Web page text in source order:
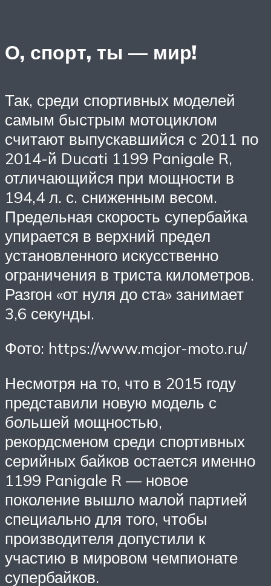
О, спорт, ты — мир!
Так, среди спортивных моделей
самым быстрым мотоциклом
считают выпускавшийся с 2011 по
2014-й Ducati 1199 Panigale R,
отличающийся при мощности в
194,4 л. с. сниженным весом.
Предельная скорость супербайка
упирается в верхний предел
установленного искусственно
ограничения в триста километров.
Разгон «от нуля до ста» занимает
3,6 секунды.
Фото: https://www.major-moto.ru/
Несмотря на то, что в 2015 году
представили новую модель с
большей мощностью,
рекордсменом среди спортивных
серийных байков остается именно
1199 Panigale R — новое
поколение вышло малой партией
специально для того, чтобы
производителя допустили к
участию в мировом чемпионате
супербайков.